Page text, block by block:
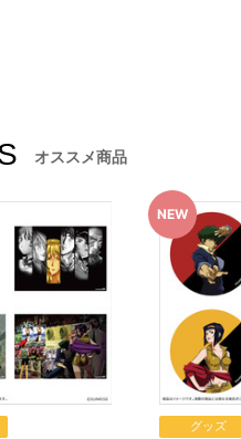
と多少異なって見える場合が
なる場合がございます。あら
ページ｣→｢ご注文履歴｣にてご
す。
、「Pay-easy（ペイジー）
しては、必ず[@bnfw.co.jp]の
ールフォルダ」に入る場合や届
日以降に決済処理を実施いたし
ジー）」を選択時は、メール
かねます。なお、以下の手順で
す。
。
オススメ商品
グッズ